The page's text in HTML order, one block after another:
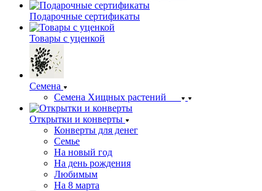
Подарочные сертификаты
Товары с уценкой
Семена
Семена Хищных растений
Открытки и конверты
Конверты для денег
Семье
На новый год
На день рождения
Любимым
На 8 марта